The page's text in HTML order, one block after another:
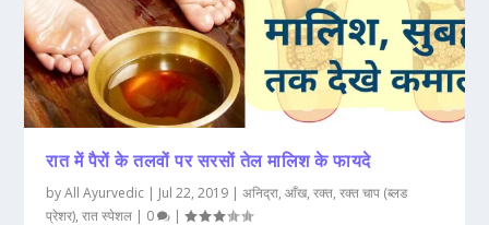
रात में पैरों के तलवों पर सरसों तेल मालिश के फायदे
byAll Ayurvedic | Jul 22, 2019 |अनिद्रा,आँख,रक्त,रक्त चाप (ब्लड
प्रेशर),रात स्पेशल | 0 |